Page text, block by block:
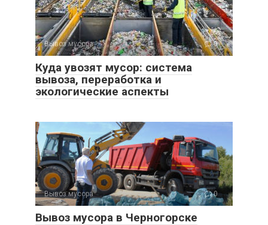
Вывоз мусора 0
Куда увозят мусор: система
вывоза, переработка и
экологические аспекты
Вывоз мусора 0
Вывоз мусора в Черногорске